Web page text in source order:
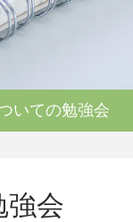
いての勉強会
強会